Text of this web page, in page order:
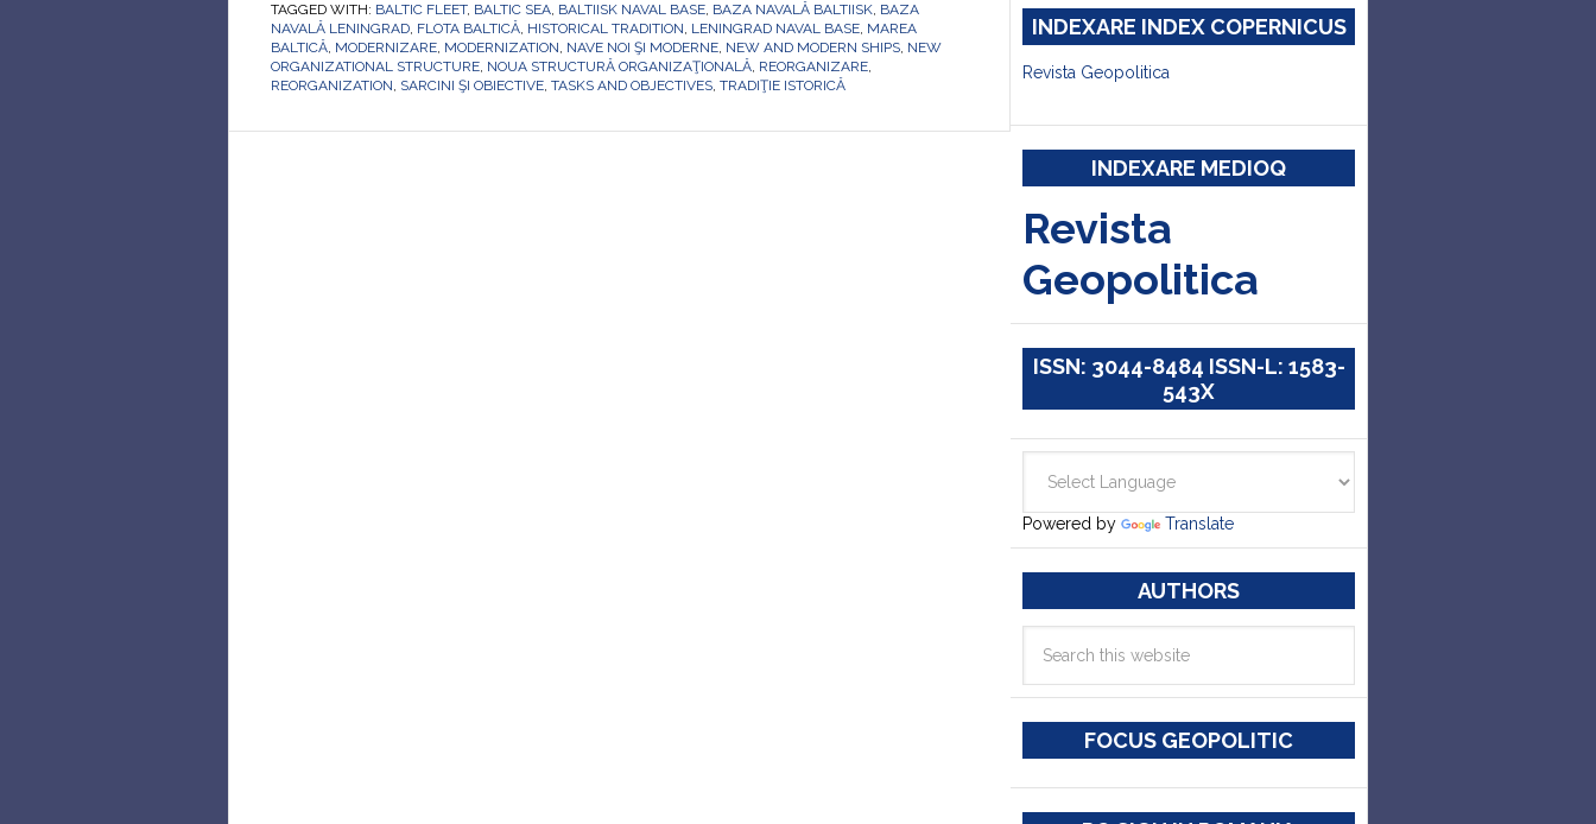
TAGGED WITH: BALTIC FLEET, BALTIC SEA, BALTIISK NAVAL BASE, BAZA NAVALĂ BALTIISK, BAZA
NAVALĂ LENINGRAD, FLOTA BALTICĂ, HISTORICAL TRADITION, LENINGRAD NAVAL BASE, MAREA
BALTICĂ, MODERNIZARE, MODERNIZATION, NAVE NOI ŞI MODERNE, NEW AND MODERN SHIPS, NEW
ORGANIZATIONAL STRUCTURE, NOUA STRUCTURĂ ORGANIZAŢIONALĂ, REORGANIZARE,
REORGANIZATION, SARCINI ŞI OBIECTIVE, TASKS AND OBJECTIVES, TRADIŢIE ISTORICĂ
INDEXARE INDEX COPERNICUS
Revista Geopolitica
INDEXARE MEDIOQ
Revista
Geopolitica
ISSN: 3044-8484 ISSN-L: 1583-
543X
Powered by Translate
AUTHORS
FOCUS GEOPOLITIC